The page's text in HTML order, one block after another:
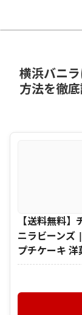
横浜バニ
方法を徹底
【送料無料
ニラビーンズ
プチケーキ